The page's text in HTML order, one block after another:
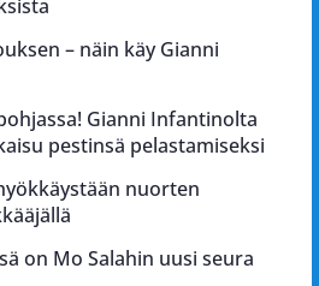
– näin käy Gianni
Gianni Infantinolta
pestinsä pelastamiseksi
nuorten
on Mo Salahin uusi seura